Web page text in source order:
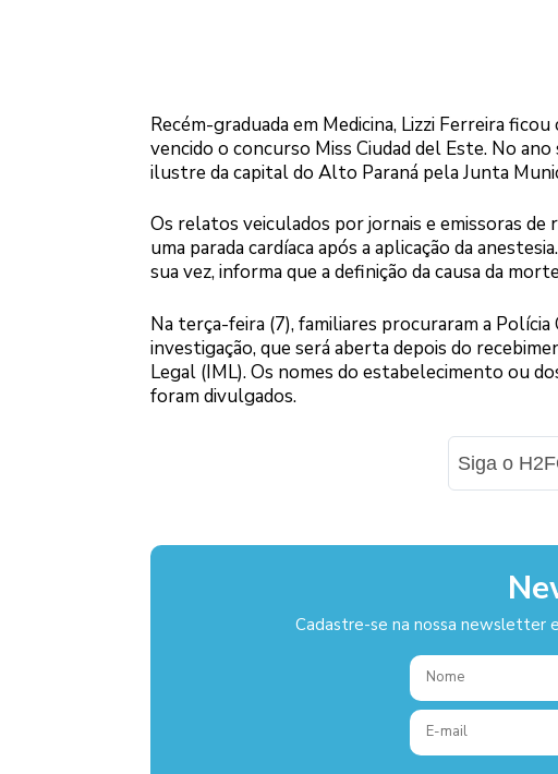
Recém-graduada em Medicina, Lizzi Ferreira
vencido o concurso Miss Ciudad del Este. No
ilustre da capital do Alto Paraná pela Junta
Os relatos veiculados por jornais e emissoras de
uma parada cardíaca após a aplicação da
sua vez, informa que a definição da causa da
Na terça-feira (7), familiares procuraram a
investigação, que será aberta depois do
Legal (IML). Os nomes do estabelecimento ou
foram divulgados.
Siga o
Cadastre-se na nossa newsletter